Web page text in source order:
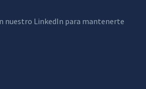
nuestro LinkedIn para mantenerte